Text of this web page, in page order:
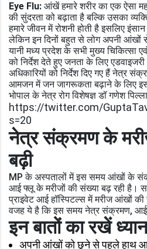
Eye Flu: आंखें हमारे शरीर का एक ऐसा
की सुंदरता को बढ़ाता है बल्कि उसका
हमारे जीवन में रोशनी होती है इसलिए
लेकिन इन दिनों बहुत से लोग अपनी आंखों
यानी मध्य प्रदेश के सभी मुख्य चिकित्सा
को निर्देश देते हुए जनता के लिए
अधिकारियों को निर्देश दिए गए हैं नेत्र
आमजन में जन जागरूकता बढ़ाने के लिए
भोपाल के नेत्र रोग विशेषज्ञ डॉ गणेश
https://twitter.com/
s=20
नेत्र संक्रमण के
बढ़ी
MP के अस्पतालों में इस समय आंखों के
आई फ्लू के मरीजों की संख्या बढ़ रही है।
प्राइवेट आई हॉस्पिटल्स में मरीज आंखों
वजह ये है कि इस समय नेत्र संक्रमण,
इन बातों का रखें ध्यान
अपनी आंखों को छूने से पहले हाथ